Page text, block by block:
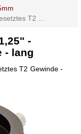
T2 ...
-
- lang
T2 Gewinde -